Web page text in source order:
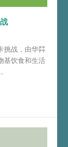
挑战，由华茻
基饮食和生活